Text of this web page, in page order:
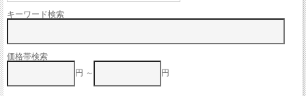
キーワード検索
価格帯検索
円 ～
円